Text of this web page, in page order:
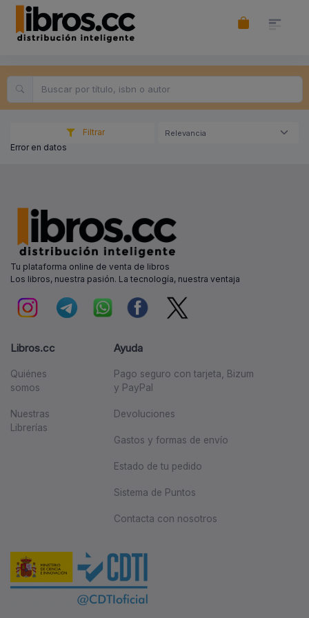
Filtrar Relevancia
Error en datos
Tu plataforma online de venta de libros
Los libros, nuestra pasión. La tecnología, nuestra ventaja
Libros.cc
Quiénes
somos
Nuestras
Librerías
Ayuda
Pago seguro con tarjeta, Bizum
y PayPal
Devoluciones
Gastos y formas de envío
Estado de tu pedido
Sistema de Puntos
Contacta con nosotros